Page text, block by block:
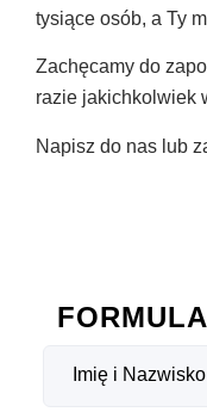
tysiące osób, a Ty
Zachęcamy do
razie jakichkolwiek
Napisz do nas lub